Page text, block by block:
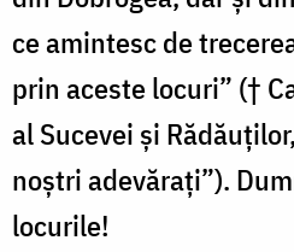
ce amintesc de
prin aceste locuri” (†
al Sucevei și
noștri adevărați”).
locurile!